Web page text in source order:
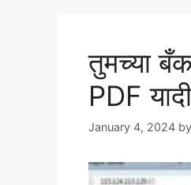
तुमच्या
PDF
January 4, 2024 by